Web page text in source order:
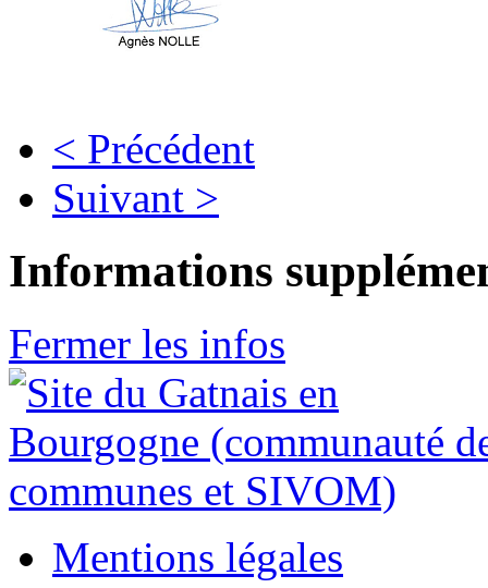
< Précédent
Suivant >
Informations
Fermer les infos
Mentions légales